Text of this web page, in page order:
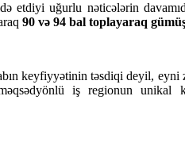
etdiyi uğurlu nəticələrin
90 və 94 bal toplayaraq
keyfiyyətinin təsdiqi deyil,
iş regionun unikal